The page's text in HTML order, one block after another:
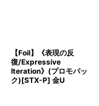
【Foil】《表現の反
復/Expressive
Iteration》(プロモパッ
ク)[STX-P] 金U